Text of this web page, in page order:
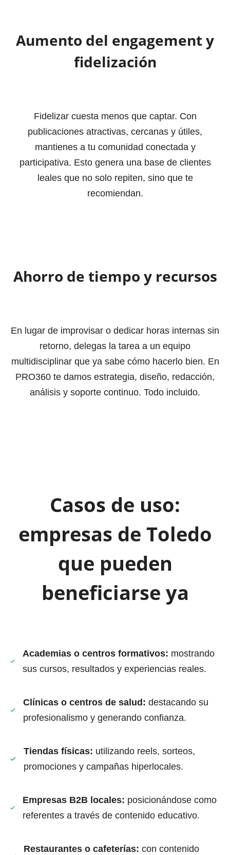
Aumento del engagement y
fidelización
Fidelizar cuesta menos que captar. Con
publicaciones atractivas, cercanas y útiles,
mantienes a tu comunidad conectada y
participativa. Esto genera una base de clientes
leales que no solo repiten, sino que te
recomiendan.
Ahorro de tiempo y recursos
En lugar de improvisar o dedicar horas internas sin
retorno, delegas la tarea a un equipo
multidisciplinar que ya sabe cómo hacerlo bien. En
PRO360 te damos estrategia, diseño, redacción,
análisis y soporte continuo. Todo incluido.
Casos de uso:
empresas de Toledo
que pueden
beneficiarse ya
Academias o centros formativos: mostrando
sus cursos, resultados y experiencias reales.
Clínicas o centros de salud: destacando su
profesionalismo y generando confianza.
Tiendas físicas: utilizando reels, sorteos,
promociones y campañas hiperlocales.
Empresas B2B locales: posicionándose como
referentes a través de contenido educativo.
Restaurantes o cafeterías: con contenido